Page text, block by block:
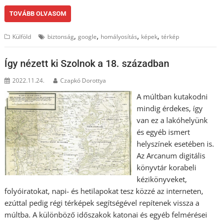
TOVÁBB OLVASOM
Külföld biztonság,google, homályosítás, képek,térkép
Így nézett ki Szolnok a 18. században
2022.11.24. Czapkó Dorottya
A múltban kutakodni
mindig érdekes, így
van ez a lakóhelyünk
és egyéb ismert
helyszínek esetében is.
Az Arcanum digitális
könyvtár korabeli
kézikönyveket,
folyóiratokat, napi- és hetilapokat tesz közzé az interneten,
ezúttal pedig régi térképek segítségével repítenek vissza a
múltba. A különböző időszakok katonai és egyéb felmérései